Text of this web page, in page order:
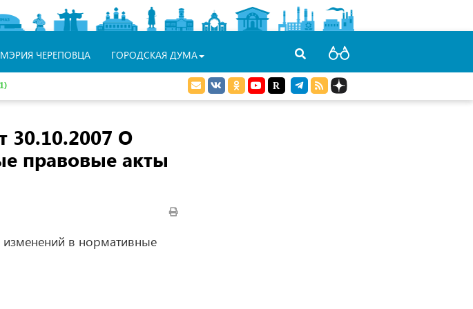
МЭРИЯ ЧЕРЕПОВЦА ГОРОДСКАЯ ДУМА
30.10.2007 О
правовые акты
в нормативные